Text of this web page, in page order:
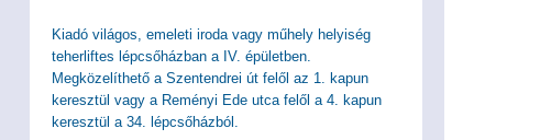
Kiadó világos, emeleti iroda vagy műhely helyiség
teherliftes lépcsőházban a IV. épületben.
Megközelíthető a Szentendrei út felől az 1. kapun
keresztül vagy a Reményi Ede utca felől a 4. kapun
keresztül a 34. lépcsőházból.